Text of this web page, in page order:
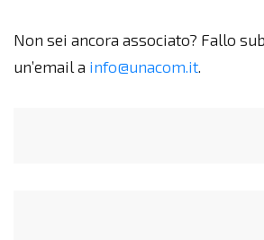
Non sei ancora associato? Fallo
un’email a info@unacom.it.